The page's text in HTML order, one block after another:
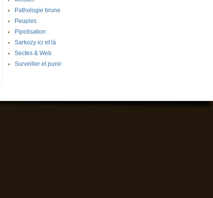
Pathologie brune
Peuples
Pipolisation
Sarkozy ici et là
Sectes & Web
Surveiller et punir